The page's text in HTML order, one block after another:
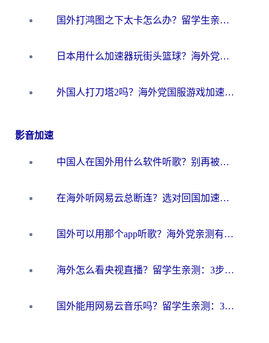
国外打鸿图之下太卡怎么办？留学生亲测有效的国服游戏加速方案
日本用什么加速器玩街头篮球？海外党国服游戏不卡顿的终极攻略
外国人打刀塔2吗？海外党国服游戏加速避坑全攻略
影音加速
中国人在国外用什么软件听歌？别再被地域限制卡脖子，这篇教你轻松解锁国内音乐库
在海外听网易云总断连？选对回国加速器，告别地区限制和卡顿
国外可以用那个app听歌？海外党亲测有效的回国加速方案，轻松听国内音乐听书
海外怎么看央视直播？留学生亲测：3步解决版权限制+追剧自由
国外能用网易云音乐吗？留学生亲测：3步解决海外听歌难题